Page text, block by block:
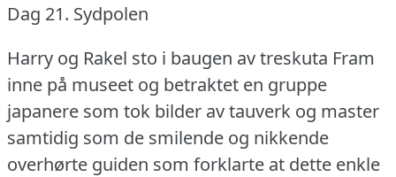
Dag 21. Sydpolen
Harry og Rakel sto i baugen av treskuta Fram
inne på museet og betraktet en gruppe
japanere som tok bilder av tauverk og master
samtidig som de smilende og nikkende
overhørte guiden som forklarte at dette enkle